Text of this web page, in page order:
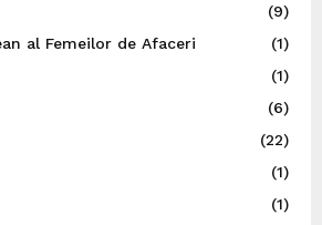
(9)
al Femeilor de Afaceri
(1)
(1)
(6)
(22)
(1)
(1)